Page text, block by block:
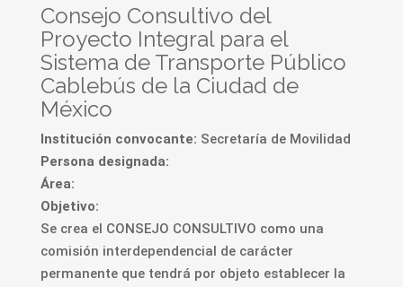
Consejo Consultivo del
Proyecto Integral para el
Sistema de Transporte Público
Cablebús de la Ciudad de
México
Institución convocante: Secretaría de Movilidad
Persona designada:
Área:
Objetivo:
Se crea el CONSEJO CONSULTIVO como una
comisión interdependencial de carácter
permanente que tendrá por objeto establecer la